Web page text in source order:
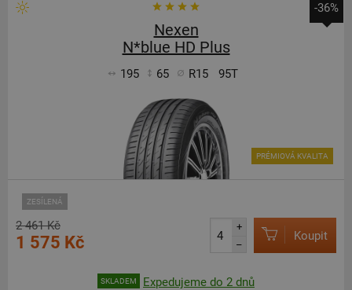
-36%
Nexen
N*blue HD Plus
195 65 R15 95T
ZESÍLENÁ
PRÉMIOVÁ KVALITA
2 461 Kč
1 575 Kč
+
–
Koupit
SKLADEM Expedujeme do 2 dnů